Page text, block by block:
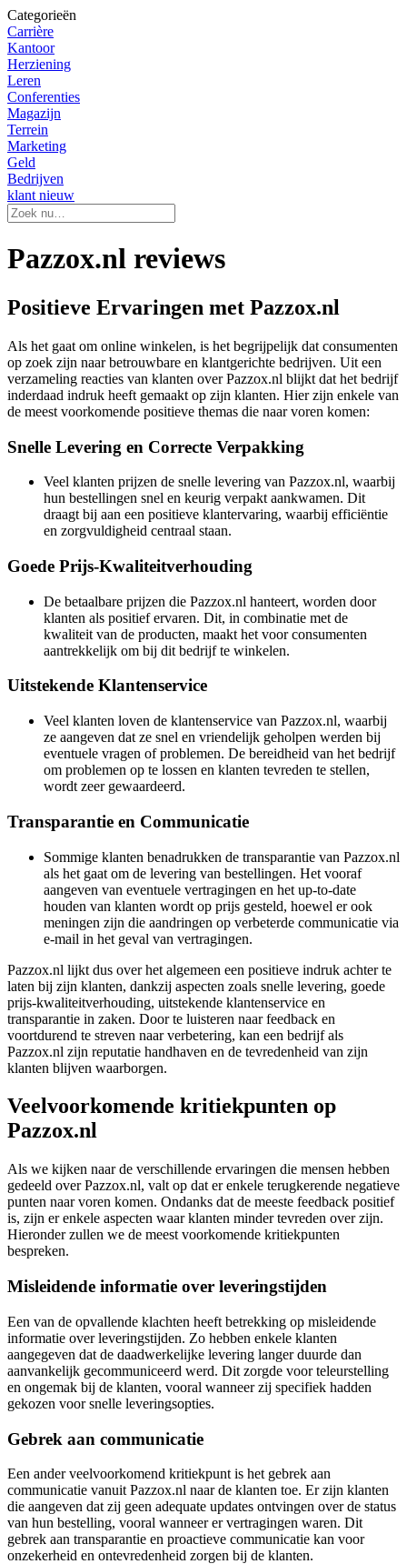
Categorieën
Carrière
Kantoor
Herziening
Leren
Conferenties
Magazijn
Terrein
Marketing
Geld
Bedrijven
klant nieuw
Pazzox.nl reviews
Positieve Ervaringen met Pazzox.nl
Als het gaat om online winkelen, is het begrijpelijk dat consumenten
op zoek zijn naar betrouwbare en klantgerichte bedrijven. Uit een
verzameling reacties van klanten over Pazzox.nl blijkt dat het bedrijf
inderdaad indruk heeft gemaakt op zijn klanten. Hier zijn enkele van
de meest voorkomende positieve themas die naar voren komen:
Snelle Levering en Correcte Verpakking
Veel klanten prijzen de snelle levering van Pazzox.nl, waarbij
hun bestellingen snel en keurig verpakt aankwamen. Dit
draagt bij aan een positieve klantervaring, waarbij efficiëntie
en zorgvuldigheid centraal staan.
Goede Prijs-Kwaliteitverhouding
De betaalbare prijzen die Pazzox.nl hanteert, worden door
klanten als positief ervaren. Dit, in combinatie met de
kwaliteit van de producten, maakt het voor consumenten
aantrekkelijk om bij dit bedrijf te winkelen.
Uitstekende Klantenservice
Veel klanten loven de klantenservice van Pazzox.nl, waarbij
ze aangeven dat ze snel en vriendelijk geholpen werden bij
eventuele vragen of problemen. De bereidheid van het bedrijf
om problemen op te lossen en klanten tevreden te stellen,
wordt zeer gewaardeerd.
Transparantie en Communicatie
Sommige klanten benadrukken de transparantie van Pazzox.nl
als het gaat om de levering van bestellingen. Het vooraf
aangeven van eventuele vertragingen en het up-to-date
houden van klanten wordt op prijs gesteld, hoewel er ook
meningen zijn die aandringen op verbeterde communicatie via
e-mail in het geval van vertragingen.
Pazzox.nl lijkt dus over het algemeen een positieve indruk achter te
laten bij zijn klanten, dankzij aspecten zoals snelle levering, goede
prijs-kwaliteitverhouding, uitstekende klantenservice en
transparantie in zaken. Door te luisteren naar feedback en
voortdurend te streven naar verbetering, kan een bedrijf als
Pazzox.nl zijn reputatie handhaven en de tevredenheid van zijn
klanten blijven waarborgen.
Veelvoorkomende kritiekpunten op
Pazzox.nl
Als we kijken naar de verschillende ervaringen die mensen hebben
gedeeld over Pazzox.nl, valt op dat er enkele terugkerende negatieve
punten naar voren komen. Ondanks dat de meeste feedback positief
is, zijn er enkele aspecten waar klanten minder tevreden over zijn.
Hieronder zullen we de meest voorkomende kritiekpunten
bespreken.
Misleidende informatie over leveringstijden
Een van de opvallende klachten heeft betrekking op misleidende
informatie over leveringstijden. Zo hebben enkele klanten
aangegeven dat de daadwerkelijke levering langer duurde dan
aanvankelijk gecommuniceerd werd. Dit zorgde voor teleurstelling
en ongemak bij de klanten, vooral wanneer zij specifiek hadden
gekozen voor snelle leveringsopties.
Gebrek aan communicatie
Een ander veelvoorkomend kritiekpunt is het gebrek aan
communicatie vanuit Pazzox.nl naar de klanten toe. Er zijn klanten
die aangeven dat zij geen adequate updates ontvingen over de status
van hun bestelling, vooral wanneer er vertragingen waren. Dit
gebrek aan transparantie en proactieve communicatie kan voor
onzekerheid en ontevredenheid zorgen bij de klanten.